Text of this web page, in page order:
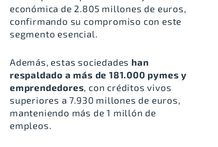
económica de 2.805 millones de euros,
confirmando su compromiso con este
segmento esencial.
Además, estas sociedades han
respaldado a más de 181.000 pymes y
emprendedores, con créditos vivos
superiores a 7.930 millones de euros,
manteniendo más de 1 millón de
empleos.